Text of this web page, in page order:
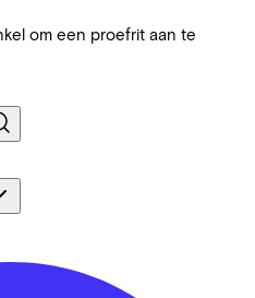
om een proefrit aan te